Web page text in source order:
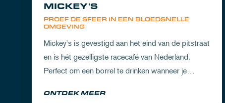
PROEF DE SFEER IN EEN BLOEDSNELLE
OMGEVING
MICKEY'S
Mickey's is gevestigd aan het eind van de pitstraat
en is hét gezelligste racecafé van Nederland.
Perfect om een borrel te drinken wanneer je
na een dag vol inspanning.
ONTDEK MEER